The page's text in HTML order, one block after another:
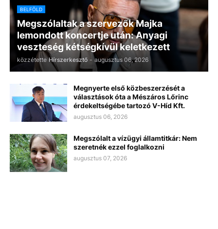
BELFÖLD
Megszólaltak a szervezők Majka
lemondott koncertje után: Anyagi
veszteség kétségkívül keletkezett
közzétette Hírszerkesztő - augusztus 06, 2026
Megnyerte első közbeszerzését a
választások óta a Mészáros Lőrinc
érdekeltségébe tartozó V-Híd Kft.
augusztus 06, 2026
Megszólalt a vízügyi államtitkár: Nem
szeretnék ezzel foglalkozni
augusztus 07, 2026